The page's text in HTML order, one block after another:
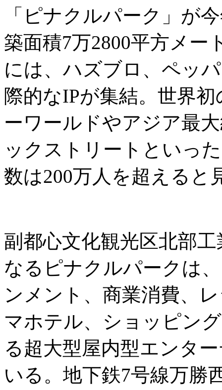
「ピナクルパーク」が
築面積7万2800平方メ
には、ハズブロ、ペッ
際的なIPが集結。世界
ーワールドやアジア最
ックストリートといっ
数は200万人を超えると
副都心文化観光区北部
なるピナクルパークは
ンメント、商業消費、
マホテル、ショッピン
る超大型屋内型エンタ
いる。地下鉄7号線万勝